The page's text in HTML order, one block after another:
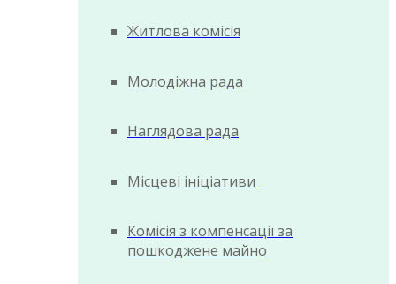
Житлова комісія
Молодіжна рада
Наглядова рада
Місцеві ініціативи
Комісія з компенсації за
пошкоджене майно